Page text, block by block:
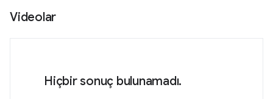
Videolar
Hiçbir sonuç bulunamadı.